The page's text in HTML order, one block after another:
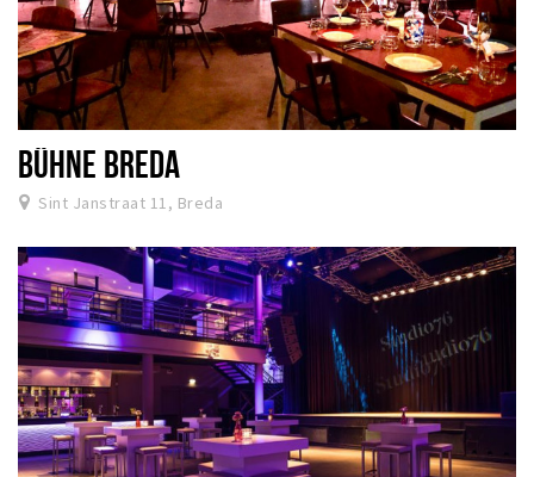
BÜHNE BREDA
Sint Janstraat 11, Breda